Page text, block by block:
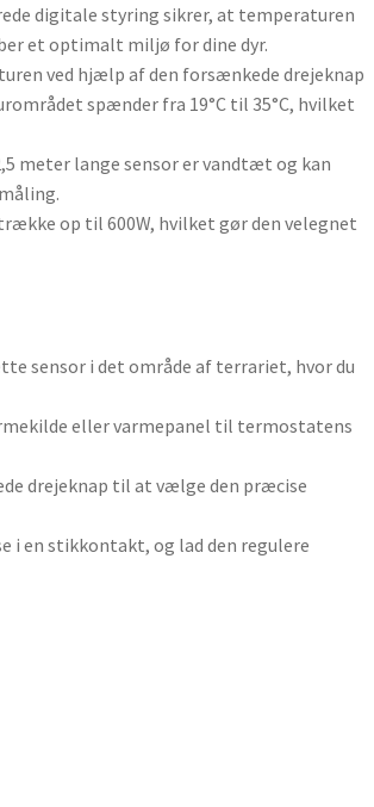
digitale styring sikrer, at temperaturen
et optimalt miljø for dine dyr.
ved hjælp af den forsænkede drejeknap
spænder fra 19°C til 35°C, hvilket
meter lange sensor er vandtæt og kan
op til 600W, hvilket gør den velegnet
sensor i det område af terrariet, hvor du
eller varmepanel til termostatens
drejeknap til at vælge den præcise
i en stikkontakt, og lad den regulere